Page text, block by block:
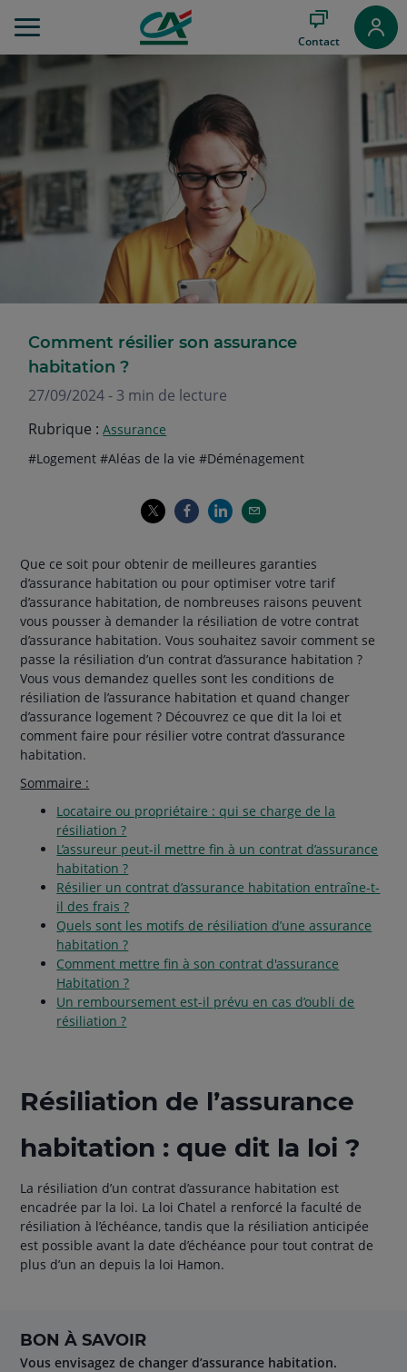
au
Aller au
Contenu
page
Contact
Comment résilier son assurance
habitation ?
27/09/2024 - 3 min de lecture
Rubrique :Assurance
Thématiques
hashtag
#Logementhashtag
#Aléas de la viehashtag
#Déménagement
Que ce soit pour obtenir de meilleures garanties
d’assurance habitation ou pour optimiser votre tarif
d’assurance habitation, de nombreuses raisons peuvent
vous pousser à demander la résiliation de votre contrat
d’assurance habitation. Vous souhaitez savoir comment se
passe la résiliation d’un contrat d’assurance habitation ?
Vous vous demandez quelles sont les conditions de
résiliation de l’assurance habitation et quand changer
d’assurance logement ? Découvrez ce que dit la loi et
comment faire pour résilier votre contrat d’assurance
habitation.
Sommaire :
Locataire ou propriétaire : qui se charge de la
résiliation ?
L’assureur peut-il mettre fin à un contrat d’assurance
habitation ?
Résilier un contrat d’assurance habitation entraîne-t-
il des frais ?
Quels sont les motifs de résiliation d’une assurance
habitation ?
Comment mettre fin à son contrat d'assurance
Habitation ?
Un remboursement est-il prévu en cas d’oubli de
résiliation ?
Résiliation de l’assurance
habitation : que dit la loi ?
La résiliation d’un contrat d’assurance habitation est
encadrée par la loi. La loi Chatel a renforcé la faculté de
résiliation à l’échéance, tandis que la résiliation anticipée
est possible avant la date d’échéance pour tout contrat de
plus d’un an depuis la loi Hamon.
BON À SAVOIR
Vous envisagez de changer d’assurance habitation.